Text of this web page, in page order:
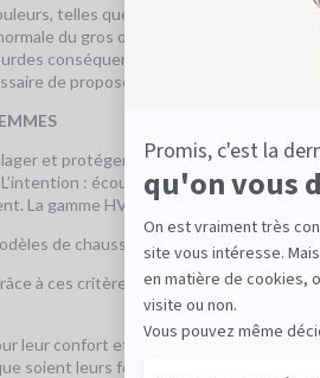
telles que celles provoquées par
du gros orteil vers le deuxième
conséquences (angulation de
de proposer des solutions pour
et protéger les femmes dans le soin
: écouter les femmes pour
La gamme HV a été développée
de chaussures (sandales &
à ces critères essentiels :
leur confort et leur beauté, comme nos
soient leurs formes et leurs besoins